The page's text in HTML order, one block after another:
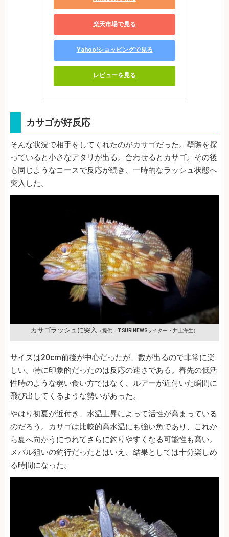
楽天市場で見る
Yahoo!ショッピングで見る
レビューを見る
カサゴが好反応
そんな状況で相手をしてくれたのがカサゴだった。壁際を探
っていると小さなアタリが出る。合わせるとカサゴ。その後
も同じようなコースで反応が続き、一時的なラッシュ状態へ
突入した。
カサゴラッシュに突入 （提供：TSURINEWSライター・井上海生）
サイズは20cm前後が中心だったが、数が出るので非常に楽
しい。特に印象的だったのは反応の速さである。春先の低活
性時のような弱い食い方ではなく、ルアーが近付いた瞬間に
飛び出してくるような勢いがあった。
やはり初夏が近付き、水温上昇によって活性が高まっている
のだろう。カサゴは比較的高水温にも強い魚であり、これか
ら夏へ向かうにつれてさらに釣りやすくなる可能性も高い。
メバル狙いの釣行だったとはいえ、結果としては十分楽しめ
る時間になった。